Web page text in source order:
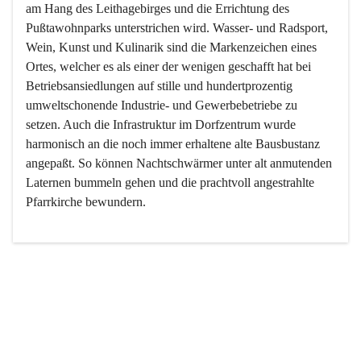
am Hang des Leithagebirges und die Errichtung des
Pußtawohnparks unterstrichen wird. Wasser- und Radsport,
Wein, Kunst und Kulinarik sind die Markenzeichen eines
Ortes, welcher es als einer der wenigen geschafft hat bei
Betriebsansiedlungen auf stille und hundertprozentig
umweltschonende Industrie- und Gewerbebetriebe zu
setzen. Auch die Infrastruktur im Dorfzentrum wurde
harmonisch an die noch immer erhaltene alte Bausbustanz
angepaßt. So können Nachtschwärmer unter alt anmutenden
Laternen bummeln gehen und die prachtvoll angestrahlte
Pfarrkirche bewundern.
Der Weinbau dominert heute nicht mehr, ist aber integrativer